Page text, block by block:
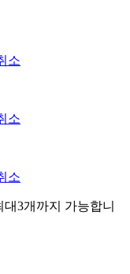
소
소
소
3개까지 가능합니